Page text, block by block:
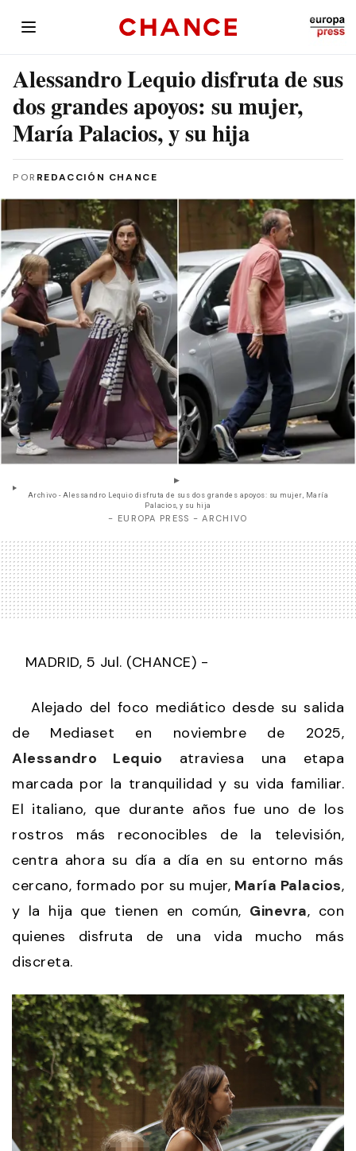
Alessandro Lequio disfruta de sus
dos grandes apoyos: su mujer,
María Palacios, y su hija
POR REDACCIÓN CHANCE
Archivo - Alessandro Lequio disfruta de sus dos grandes apoyos: su mujer, María
Palacios, y su hija
- EUROPA PRESS - ARCHIVO
MADRID, 5 Jul. (CHANCE) -
Alejado del foco mediático desde su salida
de Mediaset en noviembre de 2025,
Alessandro Lequio atraviesa una etapa
marcada por la tranquilidad y su vida familiar.
El italiano, que durante años fue uno de los
rostros más reconocibles de la televisión,
centra ahora su día a día en su entorno más
cercano, formado por su mujer, María Palacios,
y la hija que tienen en común, Ginevra, con
quienes disfruta de una vida mucho más
discreta.